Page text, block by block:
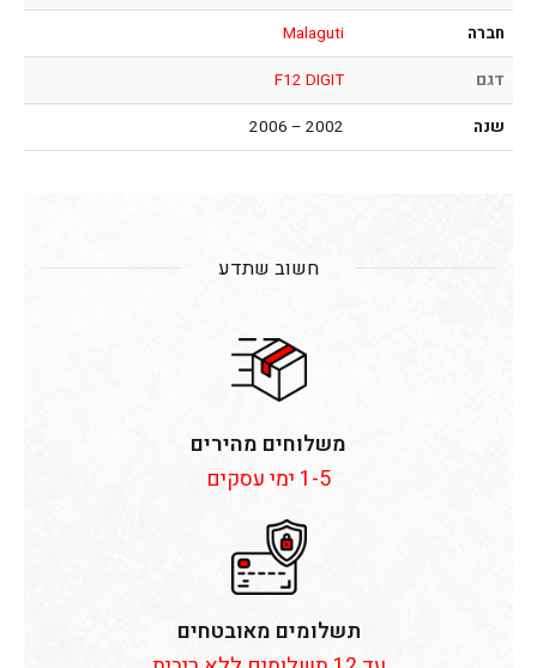
חברה
Malaguti
דגם
F12 DIGIT
שנה
2002 – 2006
חשוב שתדע
משלוחים מהירים
1-5 ימי עסקים
תשלומים מאובטחים